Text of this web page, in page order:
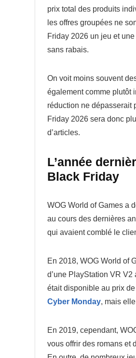
prix total des produits
les offres groupées ne
Friday 2026 un jeu et
sans rabais.
On voit moins souvent
également comme plutôt
réduction ne dépasserait
Friday 2026 sera donc
d’articles.
L’année
Black Friday
WOG World of Games a
au cours des dernières
qui avaient comblé le
En 2018, WOG World of
d’une PlayStation VR V2
était disponible au prix
Cyber Monday, mais
En 2019, cependant,
vous offrir des romans et